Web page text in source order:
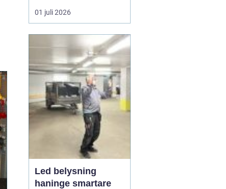
mötesrum och ordna
fika. Företag söker idag
fokus, ger energi och
stärker relationer i
gruppen. Många märker
också att de mest
givande samtalen
uppstår en bit bor...
01 juli 2026
Led belysning
haninge smartare